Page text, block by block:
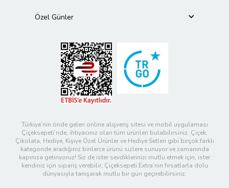
Özel Günler
Türkiye’nin önde gelen online alışveriş sitesi ve mobil uygulaması
Çiçeksepeti’nde, ihtiyacınız olan tüm ürünleri bulabilirsiniz. Çiçek,
Çikolata, Hediye, Kişiye Özel Ürünler ve Hediye Setleri gibi birçok farklı
kategoride aradığınız binlerce ürünü sizlere sunuyor ve zamanında
kapınıza getiriyoruz! Siz de ister sevdiklerinizi mutlu etmek için, ister
kendiniz için sipariş verebilir; Çiçeksepeti Extra’nın fırsatlarla dolu
dünyasıyla tanışarak mutlu bir gün geçirebilirsiniz.